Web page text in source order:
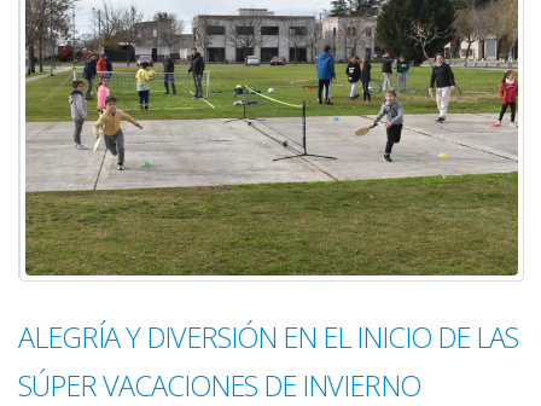
ALEGRÍA Y DIVERSIÓN EN EL INICIO DE LAS
SÚPER VACACIONES DE INVIERNO